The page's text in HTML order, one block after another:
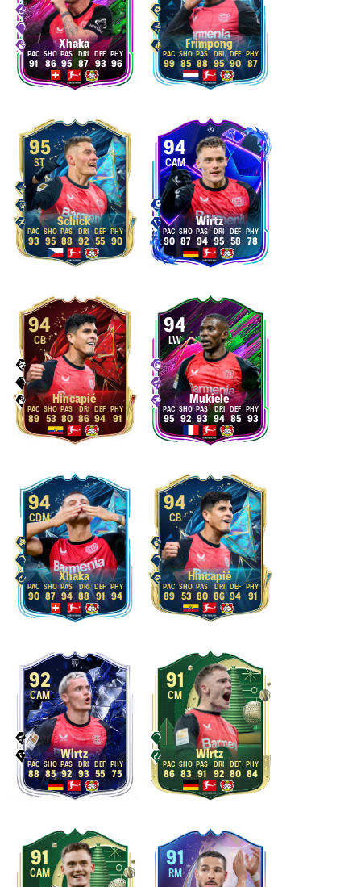
Xhaka
91 86 95 87 93 96
Frimpong
99 85 88 95 90 87
95
ST
Schick
93 95 88 92 55 90
94
CAM
Wirtz
90 87 94 95 58 78
94
CB
Hincapié
89 53 80 86 94 91
94
LW
Mukiele
95 92 93 94 85 93
94
CDM
Xhaka
90 87 94 88 91 94
94
CB
Hincapié
89 53 80 86 94 91
92
CAM
Wirtz
88 85 92 93 55 75
91
CM
Wirtz
86 83 91 92 80 84
91
CAM
91
RM